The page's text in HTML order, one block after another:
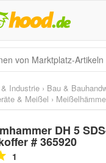
Industrie › Bau &
& Meißel ›
DH 5
# 365920
1